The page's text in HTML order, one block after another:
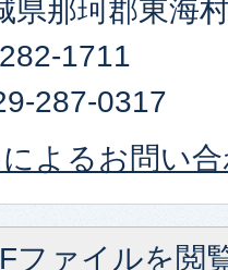
県那珂郡東海
1711
287-0317
よるお問い
ファイルを閲